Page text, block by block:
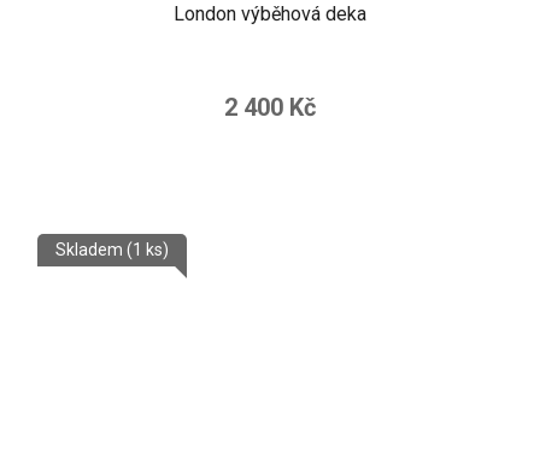
London výběhová deka
2 400 Kč
Skladem (1 ks)